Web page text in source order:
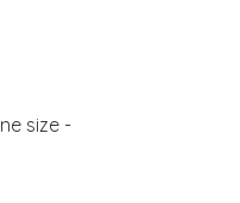
size -